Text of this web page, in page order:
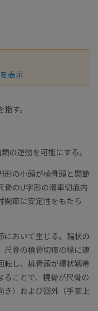
表示
す。
の運動を可能にする。
形の小頭が橈骨頭と関節
骨のU字形の滑車切痕内
関節に安定性をもたら
において生じる。輪状の
尺骨の橈骨切痕の縁に連
転し、橈骨頭が環状靱帯
ることで、橈骨が尺骨の
き）および回外（手掌上